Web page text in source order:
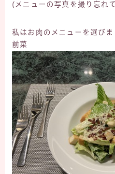
(メニューの写真を撮り忘れ
私はお肉のメニューを選びま
前菜